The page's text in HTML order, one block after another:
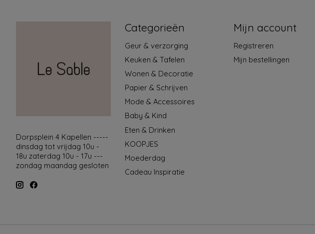
Dorpsplein 4 Kapellen -----
dinsdag tot vrijdag 10u -
18u zaterdag 10u - 17u ---
zondag maandag gesloten
Categorieën
Geur & verzorging
Keuken & Tafelen
Wonen & Decoratie
Papier & Schrijven
Mode & Accessoires
Baby & Kind
Eten & Drinken
KOOPJES
Moederdag
Cadeau Inspiratie
Mijn account
Registreren
Mijn bestellingen